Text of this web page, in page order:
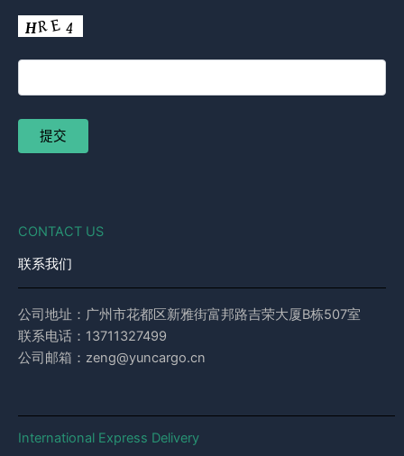
CONTACT US
联系我们
公司地址：广州市花都区新雅街富邦路吉荣大厦B栋507室
联系电话：13711327499
公司邮箱：zeng@yuncargo.cn
International Express Delivery